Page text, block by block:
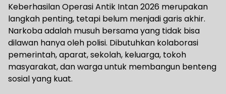
Keberhasilan Operasi Antik Intan 2026 merupakan
langkah penting, tetapi belum menjadi garis akhir.
Narkoba adalah musuh bersama yang tidak bisa
dilawan hanya oleh polisi. Dibutuhkan kolaborasi
pemerintah, aparat, sekolah, keluarga, tokoh
masyarakat, dan warga untuk membangun benteng
sosial yang kuat.